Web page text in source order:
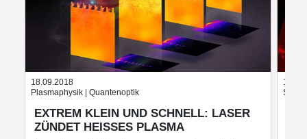
18.09.2018
Plasmaphysik | Quantenoptik
EXTREM KLEIN UND SCHNELL: LASER
ZÜNDET HEISSES PLASMA
Sterne